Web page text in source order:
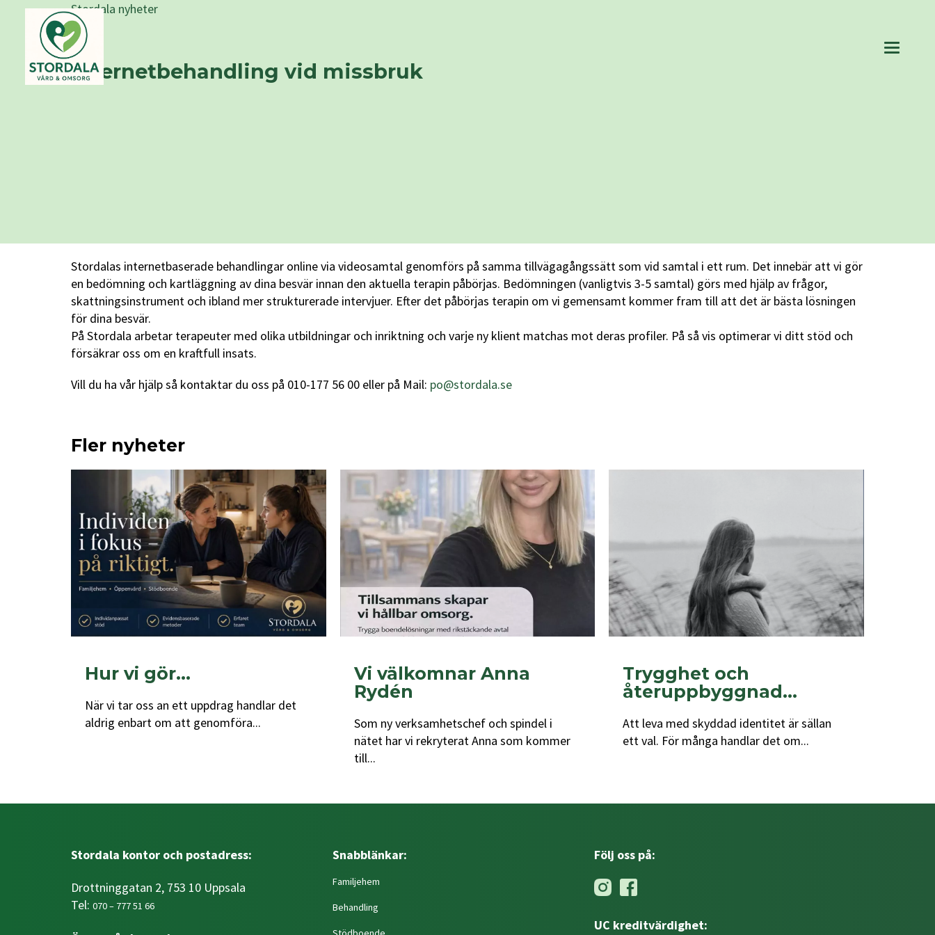
Stordala nyheter
Internetbehandling vid missbruk
Stordalas internetbaserade behandlingar online via videosamtal genomförs på samma tillvägagångssätt som vid samtal i ett rum. Det innebär att vi gör
en bedömning och kartläggning av dina besvär innan den aktuella terapin påbörjas. Bedömningen (vanligtvis 3-5 samtal) görs med hjälp av frågor,
skattningsinstrument och ibland mer strukturerade intervjuer. Efter det påbörjas terapin om vi gemensamt kommer fram till att det är bästa lösningen
för dina besvär.
På Stordala arbetar terapeuter med olika utbildningar och inriktning och varje ny klient matchas mot deras profiler. På så vis optimerar vi ditt stöd och
försäkrar oss om en kraftfull insats.
Vill du ha vår hjälp så kontaktar du oss på 010-177 56 00 eller på Mail: po@stordala.se
Fler nyheter
Hur vi gör…
När vi tar oss an ett uppdrag handlar det
aldrig enbart om att genomföra...
Vi välkomnar Anna
Rydén
Som ny verksamhetschef och spindel i
nätet har vi rekryterat Anna som kommer
till...
Trygghet och
återuppbyggnad...
Att leva med skyddad identitet är sällan
ett val. För många handlar det om...
Stordala kontor och postadress:
Drottninggatan 2, 753 10 Uppsala
Tel: 070 – 777 51 66
Snabblänkar:
Familjehem
Behandling
Följ oss på:
UC kreditvärdighet: